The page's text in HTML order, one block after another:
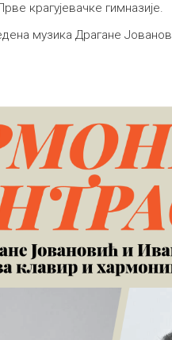
крагујевачке гимназије.
музика Драгане